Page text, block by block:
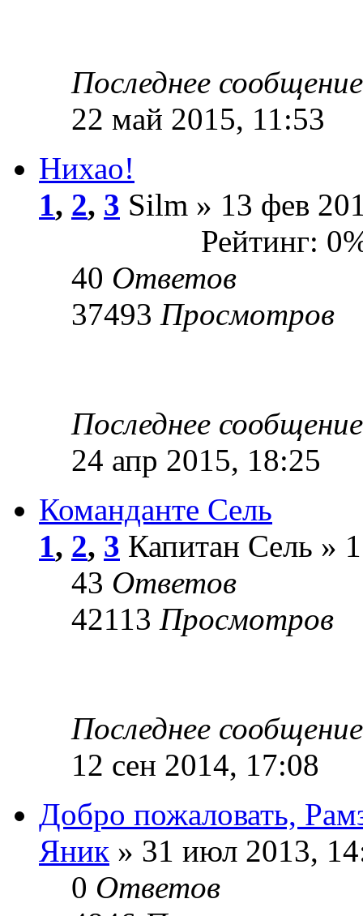
Последнее
22 май 2015, 11:53
Нихао!
1, 2, 3 Silm » 13 фев
Рейтинг:
40 Ответов
37493 Просмотров
Последнее
24 апр 2015, 18:25
Команданте Сель
1, 2, 3 Капитан Сель »
43 Ответов
42113 Просмотров
Последнее
12 сен 2014, 17:08
Добро пожаловать,
Яник » 31 июл 2013,
0 Ответов